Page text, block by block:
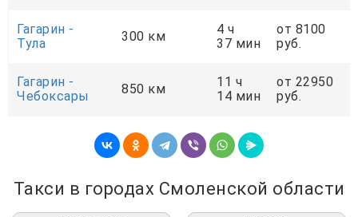
Гагарин -
Тула
300 км
4 ч
37 мин
от 8100
руб.
Гагарин -
Чебоксары
850 км
11 ч
14 мин
от 22950
руб.
Такси в городах Смоленской области